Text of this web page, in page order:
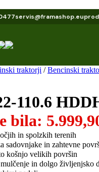
servis@framashop.eu
traktorji /Bencinski
110.6
bila:
in spolzkih terenih
sadovnjake in zahtevne
košnjo velikih površin
in dolgo življenjsko